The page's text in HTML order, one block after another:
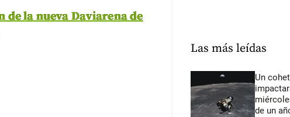
de la nueva Daviarena de
Las más leídas
Un
de un